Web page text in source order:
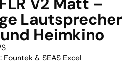
Lautsprecher
Heimkino
Fountek & SEAS Excel